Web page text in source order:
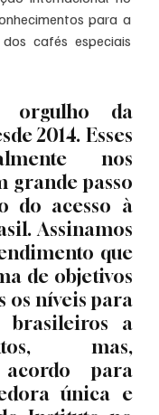
para a
cafés especiais
orgulho da
2014. Esses
nos
grande passo
do acesso à
Assinamos
que
de objetivos
os níveis para
brasileiros a
mas,
acordo para
única e